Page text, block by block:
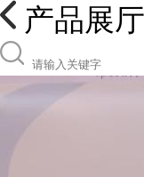
产品展厅